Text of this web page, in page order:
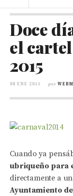
Doce
el
2015
08 ENE 2015 por
Cuando ya
ubriqueño para
directamente a
Ayuntamiento